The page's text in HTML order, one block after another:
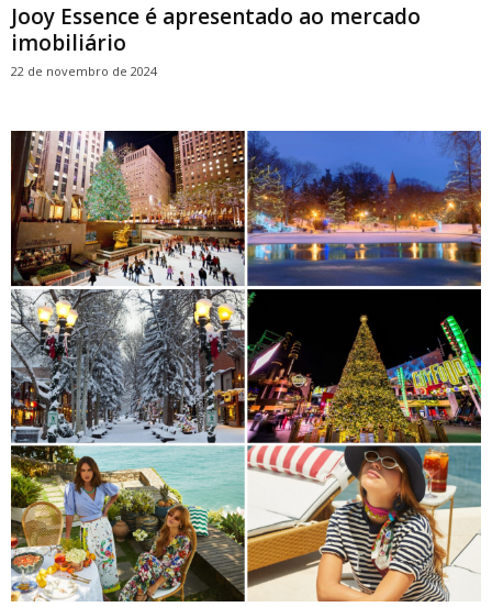
Jooy Essence é apresentado ao mercado
imobiliário
22 de novembro de 2024